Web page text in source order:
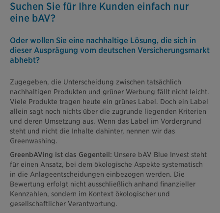
Suchen Sie für Ihre Kunden einfach nur
eine bAV?
Oder wollen Sie eine nachhaltige Lösung, die sich in
dieser Ausprägung vom deutschen Versicherungsmarkt
abhebt?
Zugegeben, die Unterscheidung zwischen tatsächlich
nachhaltigen Produkten und grüner Werbung fällt nicht leicht.
Viele Produkte tragen heute ein grünes Label. Doch ein Label
allein sagt noch nichts über die zugrunde liegenden Kriterien
und deren Umsetzung aus. Wenn das Label im Vordergrund
steht und nicht die Inhalte dahinter, nennen wir das
Greenwashing.
GreenbAVing ist das Gegenteil: Unsere bAV Blue Invest steht
für einen Ansatz, bei dem ökologische Aspekte systematisch
in die Anlageentscheidungen einbezogen werden. Die
Bewertung erfolgt nicht ausschließlich anhand finanzieller
Kennzahlen, sondern im Kontext ökologischer und
gesellschaftlicher Verantwortung.